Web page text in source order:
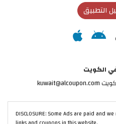
التطبيق
الكويت
DISCLOSURE: Some Ads are paid and